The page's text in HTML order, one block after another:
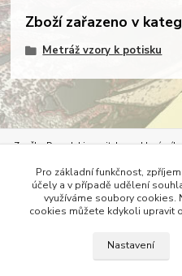
Zboží zařazeno v
Metráž vzory k potisku
Značka Demedal je nositelem
i pracovního stylu. Vždy nejlépe padne
potiskem vhodné látky si dopřejete
do tanečních, tuniky, kabáty, kalhoty
designem a hned máte nové tapety,
Pro základní funkčnost,
účely a v případě udělení
využíváme soubory cookies.
cookies můžete kdykoli upravit
Nastavení